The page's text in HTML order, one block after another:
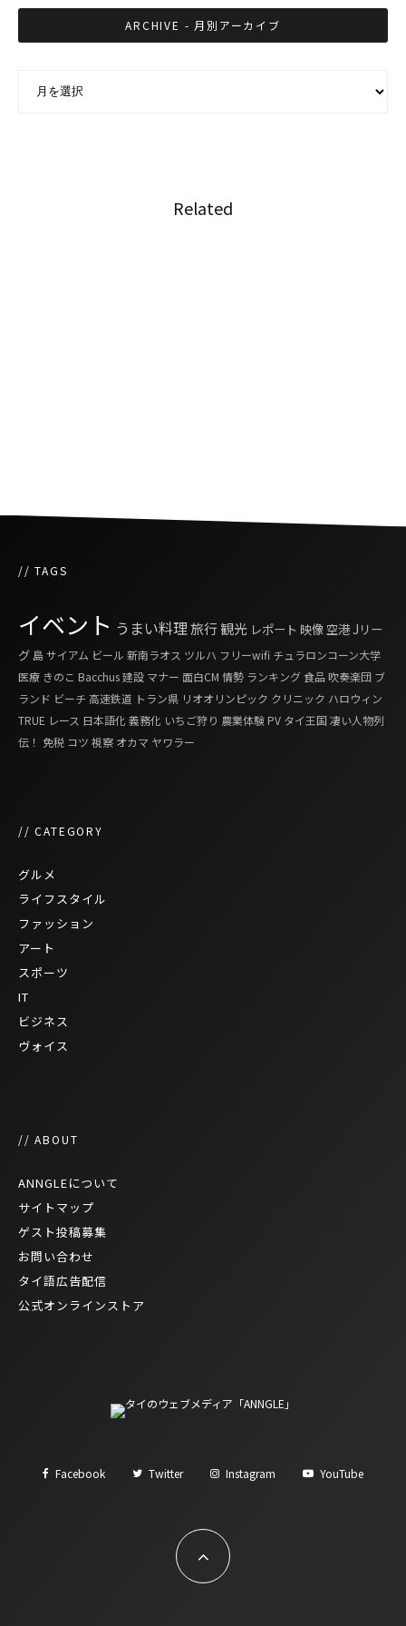
ARCHIVE - 月別アーカイブ
Related
// TAGS
イベント うまい料理旅行 観光 レポート 映像 空港Jリー
グ 島サイアム ビール 新南ラオス ツルハ フリーwifi チュラロンコーン大学
医療 きのこ Bacchus建設 マナー 面白CM 情勢 ランキング食品吹奏楽団 ブ
ランド ビーチ高速鉄道 トラン県 リオオリンピック クリニック ハロウィン
TRUE レース 日本語化 義務化 いちご狩り 農業体験 PV タイ王国 凄い人物列
伝！ 免税 コツ 視察 オカマ ヤワラー
// CATEGORY
グルメ
ライフスタイル
ファッション
アート
スポーツ
IT
ビジネス
ヴォイス
// ABOUT
ANNGLEについて
サイトマップ
ゲスト投稿募集
お問い合わせ
タイ語広告配信
公式オンラインストア
Facebook Twitter Instagram YouTube